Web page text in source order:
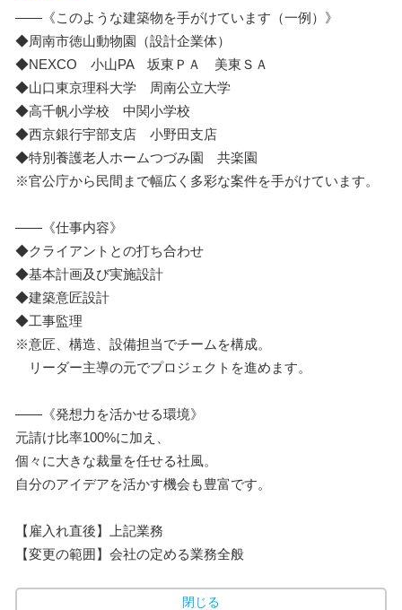
――《このような建築物を手がけています（一例）》
◆周南市徳山動物園（設計企業体）
◆NEXCO 小山PA 坂東ＰＡ 美東ＳＡ
◆山口東京理科大学 周南公立大学
◆高千帆小学校 中関小学校
◆西京銀行宇部支店 小野田支店
◆特別養護老人ホームつづみ園 共楽園
※官公庁から民間まで幅広く多彩な案件を手がけています。
――《仕事内容》
◆クライアントとの打ち合わせ
◆基本計画及び実施設計
◆建築意匠設計
◆工事監理
※意匠、構造、設備担当でチームを構成。
リーダー主導の元でプロジェクトを進めます。
――《発想力を活かせる環境》
元請け比率100%に加え、
個々に大きな裁量を任せる社風。
自分のアイデアを活かす機会も豊富です。
【雇入れ直後】上記業務
【変更の範囲】会社の定める業務全般
閉じる